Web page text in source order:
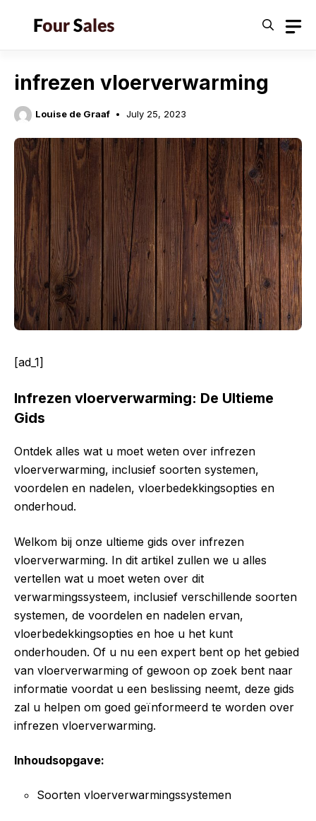
infrezen vloerverwarming
Louise de Graaf July 25, 2023
[ad_1]
Infrezen vloerverwarming: De Ultieme
Gids
Ontdek alles wat u moet weten over infrezen
vloerverwarming, inclusief soorten systemen,
voordelen en nadelen, vloerbedekkingsopties en
onderhoud.
Welkom bij onze ultieme gids over infrezen
vloerverwarming. In dit artikel zullen we u alles
vertellen wat u moet weten over dit
verwarmingssysteem, inclusief verschillende soorten
systemen, de voordelen en nadelen ervan,
vloerbedekkingsopties en hoe u het kunt
onderhouden. Of u nu een expert bent op het gebied
van vloerverwarming of gewoon op zoek bent naar
informatie voordat u een beslissing neemt, deze gids
zal u helpen om goed geïnformeerd te worden over
infrezen vloerverwarming.
Inhoudsopgave:
Soorten vloerverwarmingssystemen